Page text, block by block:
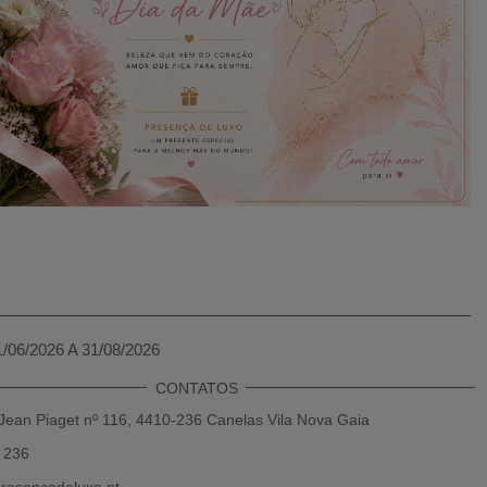
2026 A 31/08/2026
CONTATOS
Piaget nº 116, 4410-236 Canelas Vila Nova Gaia